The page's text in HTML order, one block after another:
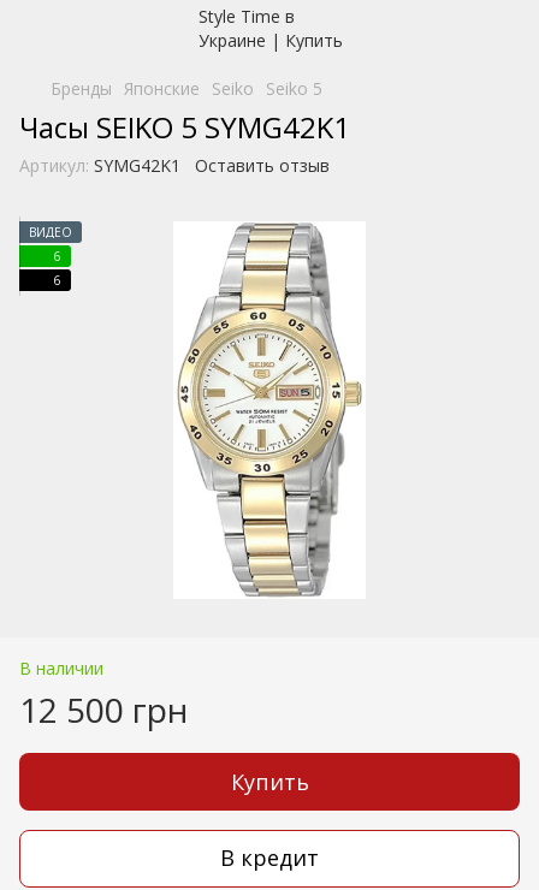
Бренды Японские Seiko Seiko 5
Часы SEIKO 5 SYMG42K1
Артикул: SYMG42K1 Оставить отзыв
ВИДЕО
6
6
В наличии
12 500 грн
Купить
В кредит